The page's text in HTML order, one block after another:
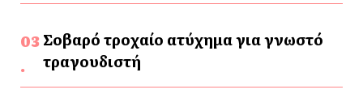
Σοβαρό τροχαίο ατύχημα για γνωστό
τραγουδιστή